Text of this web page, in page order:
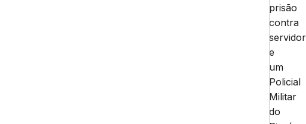
prisão
contra
e
um
Policial
Militar
do